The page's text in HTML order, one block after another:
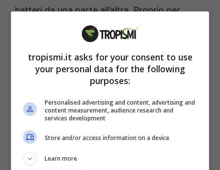
batteri da una parte all’altra. Proprio per
questo motivo si sta promuovendo da diverso
nuovo metodo per spolverare
casa, che si distingue per la sua massima
efficienza e per essere uno strumento
tropismi.it asks for your consent to use
your personal data for the following
purposes:
Personalised advertising and content, advertising and
content measurement, audience research and
services development
Store and/or access information on a device
Learn more